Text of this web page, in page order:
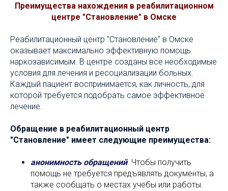
Преимущества нахождения в реабилитационном
центре "Становление" в Омске
Реабилитационный центр "Становление" в Омске
оказывает максимально эффективную помощь
наркозависимым. В центре созданы все необходимые
условия для лечения и ресоциализации больных.
Каждый пациент воспринимается, как личность, для
которой требуется подобрать самое эффективное
лечение.
Обращение в реабилитационный центр
"Становление" имеет следующие преимущества:
анонимность обращений. Чтобы получить
помощь не требуется предъявлять документы, а
также сообщать о местах учебы или работы.